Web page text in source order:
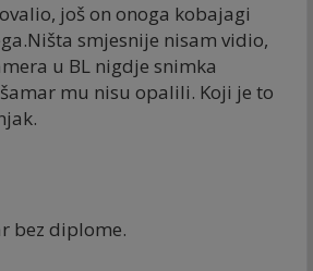
još on onoga kobajagi
smjesnije nisam vidio,
u BL nigdje snimka
mu nisu opalili. Koji je to
bez diplome.